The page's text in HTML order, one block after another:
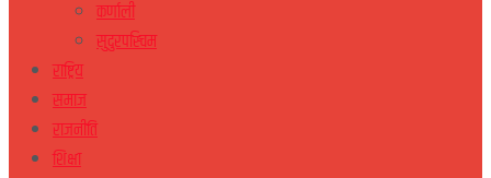
कर्णाली
सुदुरपस्चिम
राष्ट्रिय
समाज
राजनीति
शिक्षा